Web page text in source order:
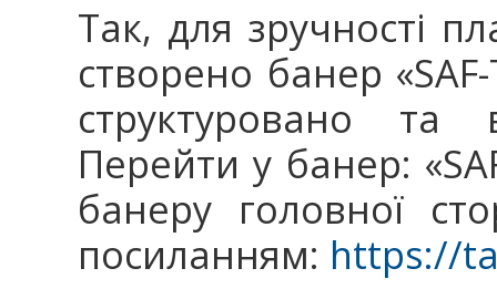
Так, для зручності
створено банер
структуровано та
Перейти у банер:
банеру головної
посиланням: https://